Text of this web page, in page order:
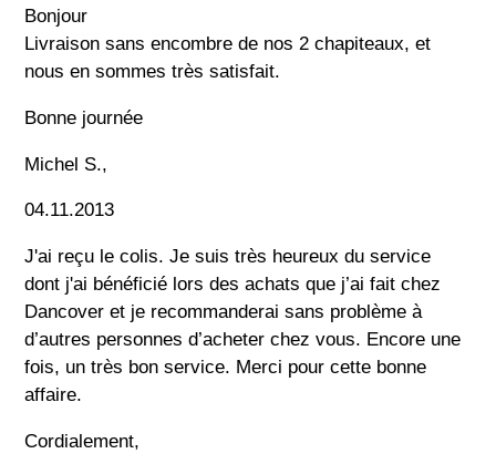
Bonjour
Livraison sans encombre de nos 2 chapiteaux, et
nous en sommes très satisfait.
Bonne journée
Michel S.,
04.11.2013
J'ai reçu le colis. Je suis très heureux du service
dont j'ai bénéficié lors des achats que j’ai fait chez
Dancover et je recommanderai sans problème à
d’autres personnes d’acheter chez vous. Encore une
fois, un très bon service. Merci pour cette bonne
affaire.
Cordialement,